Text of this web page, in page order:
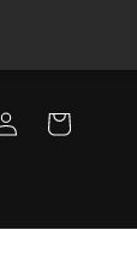
บบ
สินค้า